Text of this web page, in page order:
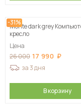
-31%
Monte dark grey
кресло
Цена
26 000 17 990
за 3 дня
В корзину